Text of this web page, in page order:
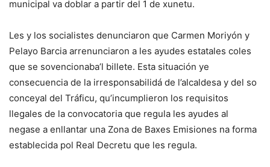
municipal va doblar a partir del 1 de xunetu.
Les y los socialistes denunciaron que Carmen Moriyón y
Pelayo Barcia arrenunciaron a les ayudes estatales coles
que se sovencionaba’l billete. Esta situación ye
consecuencia de la irresponsabilidá de l’alcaldesa y del so
conceyal del Tráficu, qu’incumplieron los requisitos
llegales de la convocatoria que regula les ayudes al
negase a enllantar una Zona de Baxes Emisiones na forma
establecida pol Real Decretu que les regula.